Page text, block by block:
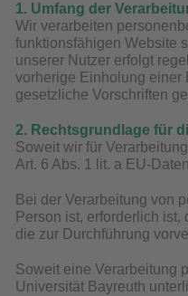
1. Umfang der
Wir verarbeiten
funktionsfähigen Website
unserer Nutzer erfolgt
vorherige Einholung einer
gesetzliche Vorschriften
2. Rechtsgrundlage für
Soweit wir für
Art. 6 Abs. 1 lit. a EU-
Bei der Verarbeitung von
Person ist, erforderlich
die zur Durchführung
Soweit eine Verarbeitung
Universität Bayreuth